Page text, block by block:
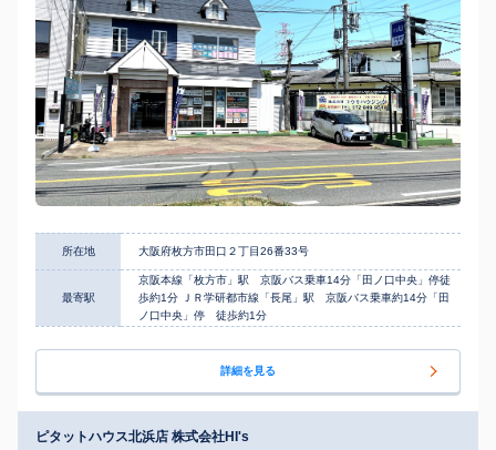
所在地 大阪府枚方市田口２丁目26番33号
最寄駅
京阪本線「枚方市」駅 京阪バス乗車14分「田ノ口中央」停徒
歩約1分 ＪＲ学研都市線「長尾」駅 京阪バス乗車約14分「田
ノ口中央」停 徒歩約1分
詳細を見る
ピタットハウス北浜店 株式会社HI's